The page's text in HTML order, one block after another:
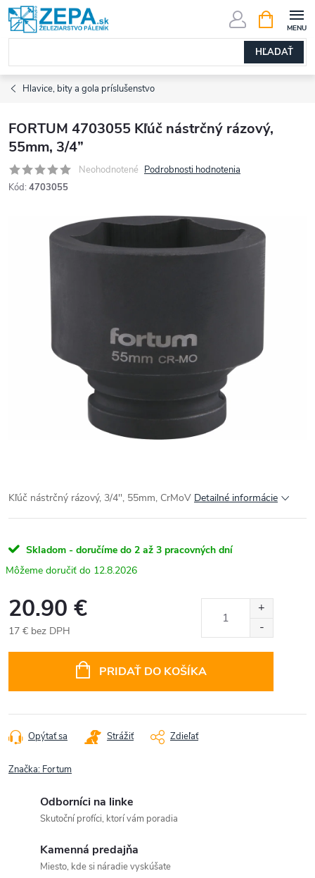
Prejsť
na
obsah
HĽADAŤ
KOŠÍK
Hlavice, bity a gola príslušenstvo
FORTUM 4703055 Kľúč nástrčný rázový,
55mm, 3/4”
Neohodnotené Podrobnosti hodnotenia
Kód: 4703055
Kľúč nástrčný rázový, 3/4'', 55mm, CrMoV Detailné informácie
Skladom - doručíme do 2 až 3 pracovných dní
12.8.2026
20.90 €
17 € bez DPH
PRIDAŤ DO KOŠÍKA
Opýtať sa Strážiť Zdieľať
Značka: Fortum
Odborníci na linke
Skutoční profíci, ktorí vám poradia
Kamenná predajňa
Miesto, kde si náradie vyskúšate